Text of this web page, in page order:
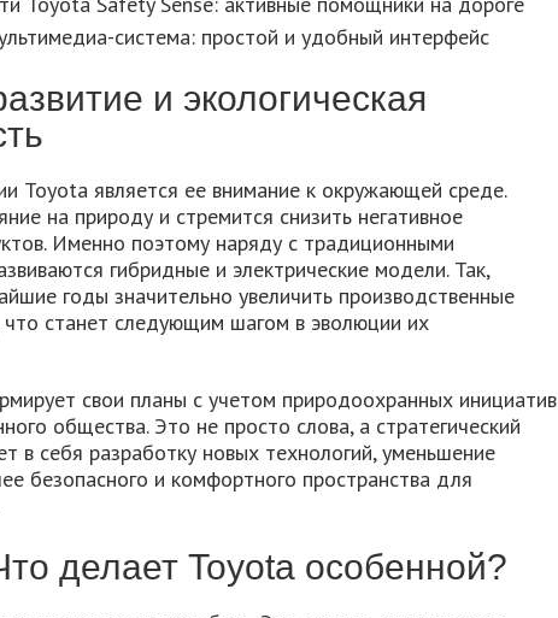
система: простой и удобный интерфейс
и экологическая
Toyota является ее внимание к окружающей среде.
на природу и стремится снизить негативное
Именно поэтому наряду с традиционными
гибридные и электрические модели. Так,
годы значительно увеличить производственные
станет следующим шагом в эволюции их
свои планы с учетом природоохранных инициатив
общества. Это не просто слова, а стратегический
в себя разработку новых технологий, уменьшение
безопасного и комфортного пространства для
делает Toyota особенной?